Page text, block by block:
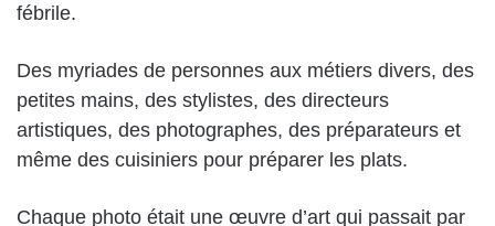
fébrile.
Des myriades de personnes aux métiers divers, des
petites mains, des stylistes, des directeurs
artistiques, des photographes, des préparateurs et
même des cuisiniers pour préparer les plats.
Chaque photo était une œuvre d’art qui passait par